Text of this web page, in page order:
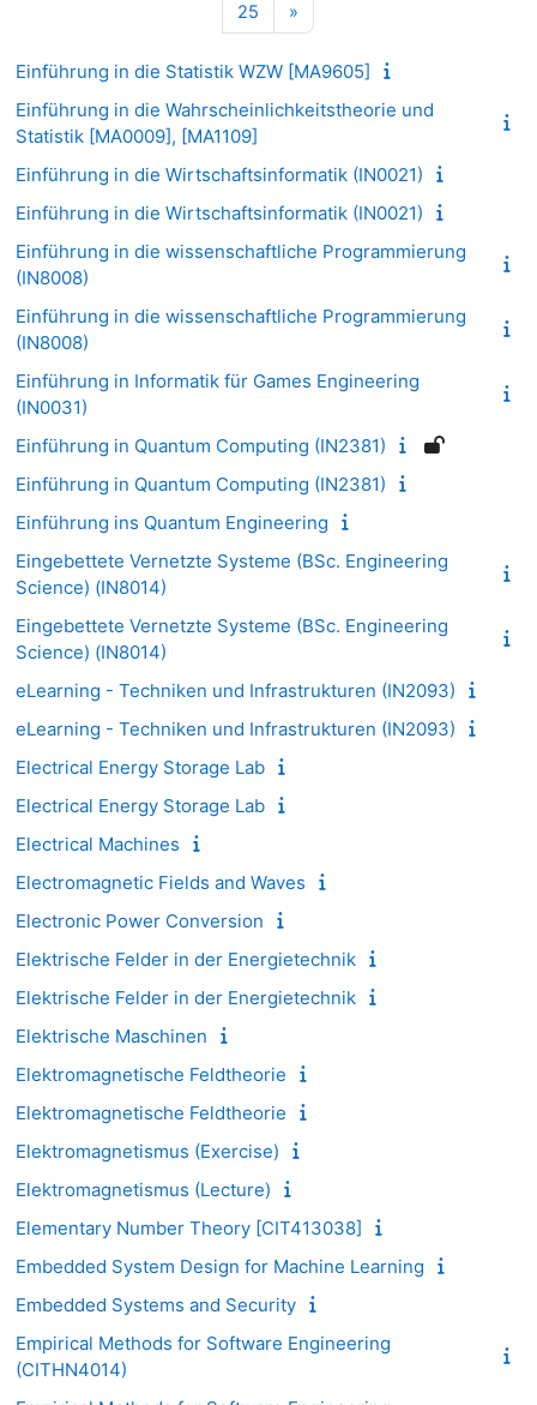
25 Seite 25
»
Einführung in die Statistik WZW [MA9605]
Einführung in die Wahrscheinlichkeitstheorie und
Statistik [MA0009], [MA1109]
Einführung in die Wirtschaftsinformatik (IN0021)
Einführung in die Wirtschaftsinformatik (IN0021)
Einführung in die wissenschaftliche Programmierung
(IN8008)
Einführung in die wissenschaftliche Programmierung
(IN8008)
Einführung in Informatik für Games Engineering
(IN0031)
Einführung in Quantum Computing (IN2381)
Einführung in Quantum Computing (IN2381)
Einführung ins Quantum Engineering
Eingebettete Vernetzte Systeme (BSc. Engineering
Science) (IN8014)
Eingebettete Vernetzte Systeme (BSc. Engineering
Science) (IN8014)
eLearning - Techniken und Infrastrukturen (IN2093)
eLearning - Techniken und Infrastrukturen (IN2093)
Electrical Energy Storage Lab
Electrical Energy Storage Lab
Electrical Machines
Electromagnetic Fields and Waves
Electronic Power Conversion
Elektrische Felder in der Energietechnik
Elektrische Felder in der Energietechnik
Elektrische Maschinen
Elektromagnetische Feldtheorie
Elektromagnetische Feldtheorie
Elektromagnetismus (Exercise)
Elektromagnetismus (Lecture)
Elementary Number Theory [CIT413038]
Embedded System Design for Machine Learning
Embedded Systems and Security
Empirical Methods for Software Engineering
(CITHN4014)